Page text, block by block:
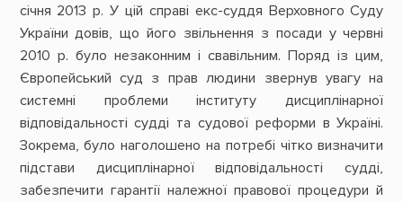
січня 2013 р. У цій справі екс-суддя Верховного Суду
України довів, що його звільнення з посади у червні
2010 р. було незаконним і свавільним. Поряд із цим,
Європейський суд з прав людини звернув увагу на
системні проблеми інституту дисциплінарної
відповідальності судді та судової реформи в Україні.
Зокрема, було наголошено на потребі чітко визначити
підстави дисциплінарної відповідальності судді,
забезпечити гарантії належної правової процедури й